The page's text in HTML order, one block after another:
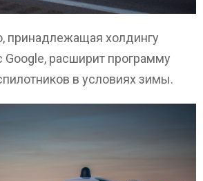
принадлежащая холдингу
Google, расширит программу
в условиях зимы.